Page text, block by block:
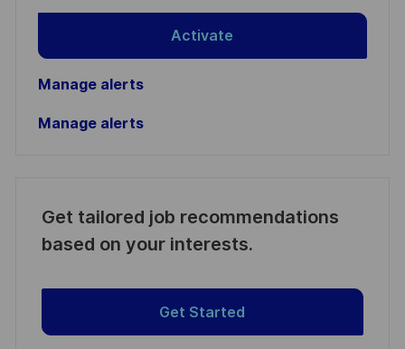
Activate
Manage alerts
Manage alerts
Get tailored job recommendations
based on your interests.
Get Started